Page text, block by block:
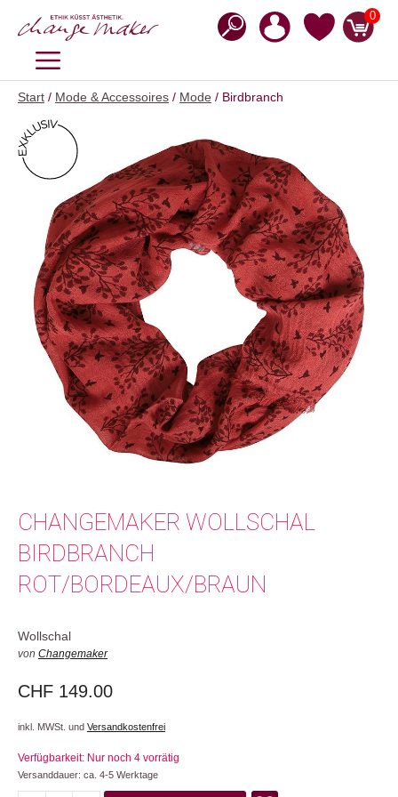
Inhalt
0
MENÜ
Start / Mode & Accessoires / Mode / Birdbranch
CHANGEMAKER WOLLSCHAL
BIRDBRANCH
ROT/BORDEAUX/BRAUN
Wollschal
von Changemaker
CHF 149.00
inkl. MWSt. und Versandkostenfrei
Verfügbarkeit: Nur noch 4 vorrätig
Versanddauer: ca. 4-5 Werktage